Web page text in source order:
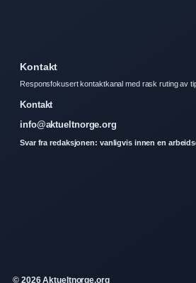
Kontakt
Responsfokusert kontaktkanal med rask ruting av
Kontakt
info@aktueltnorge.org
Svar fra redaksjonen: vanligvis innen en
© 2026 Aktueltnorge.org